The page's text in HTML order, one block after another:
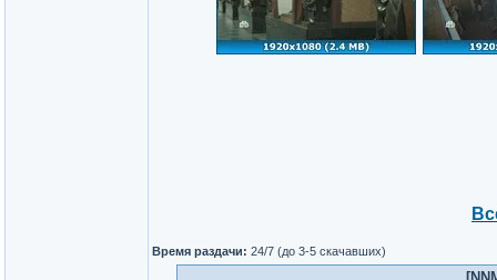
Время раздачи: 24/7 (до 3-5 скачавших)